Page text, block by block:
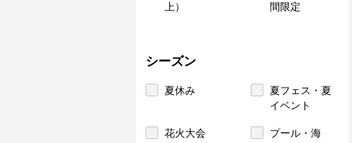
上）
間限定
シーズン
夏休み
夏フェス・夏
イベント
花火大会 プール・海